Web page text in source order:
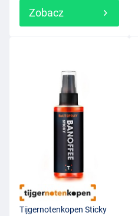
Zobacz
Tijgernotenkopen Sticky